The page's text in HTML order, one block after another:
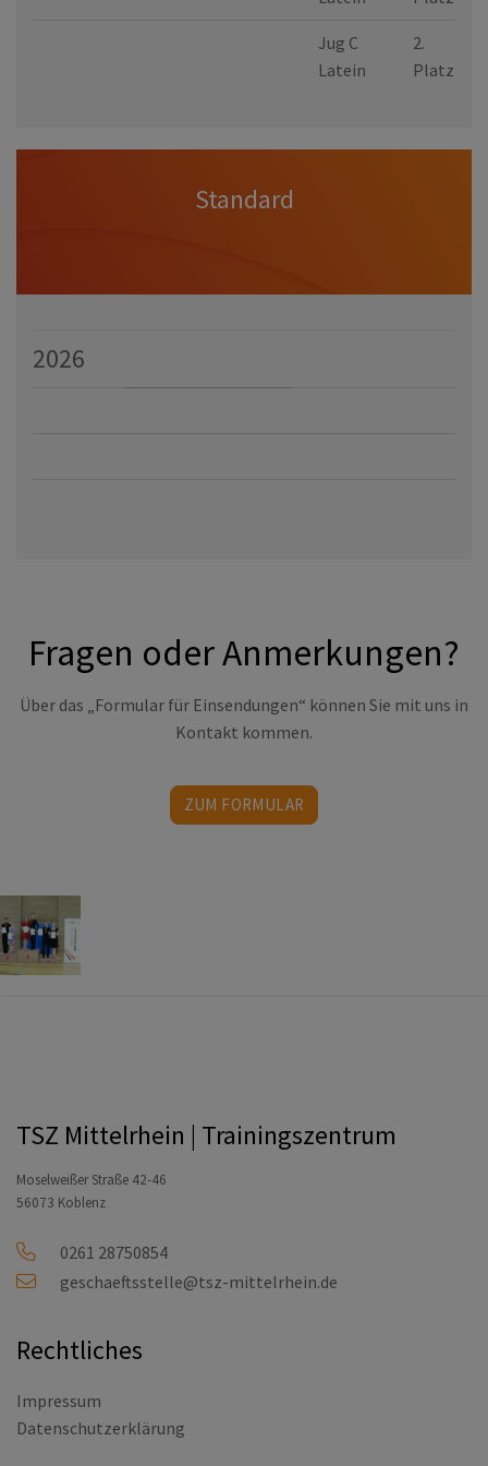
Jug C
Latein
2.
Platz
Standard
2026
Fragen oder Anmerkungen?
Über das „Formular für Einsendungen“ können Sie mit uns in
Kontakt kommen.
ZUM FORMULAR
TSZ Mittelrhein | Trainingszentrum
Moselweißer Straße 42-46
56073 Koblenz
0261 28750854
geschaeftsstelle@tsz-mittelrhein.de
Rechtliches
Impressum
Datenschutzerklärung